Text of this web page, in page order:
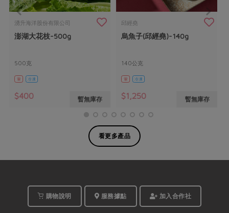
湧升海洋股份有限公司
澎湖大花枝-500g
500克
葷 冷凍
$400 暫無庫存
邱經堯
烏魚子(邱經堯)-140g
140公克
葷 冷凍
$1,250 暫無庫存
看更多產品
購物說明 服務據點 加入合作社